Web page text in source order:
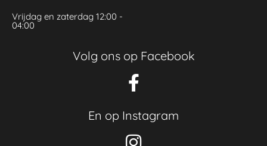
Vrijdag en zaterdag 12:00 -
04:00
Volg ons op Facebook
En op Instagram